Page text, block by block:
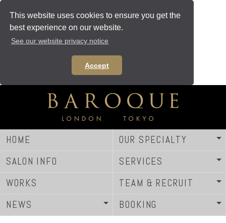
This website uses cookies to ensure you get the
best experience on our website.
See our website privacy notice
Accept
HOME
OUR SPECIALTY
SALON INFO
SERVICES
WORKS
TEAM & RECRUIT
NEWS
BOOKING